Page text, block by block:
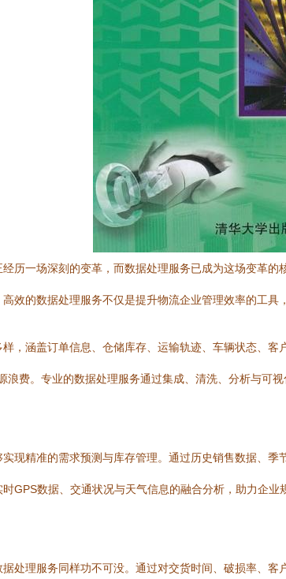
历一场深刻的变革，而数据处理服务已成为这场变革
效的数据处理服务不仅是提升物流企业管理效率的工具
，涵盖订单信息、仓储库存、运输轨迹、车辆状态、
浪费。专业的数据处理服务通过集成、清洗、分析与
现精准的需求预测与库存管理。通过历史销售数据、
GPS数据、交通状况与天气信息的融合分析，助力企
处理服务同样功不可没。通过对交货时间、破损率、